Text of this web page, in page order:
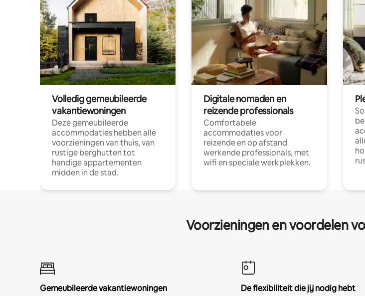
Volledig gemeubileerde
vakantiewoningen
Deze gemeubileerde
accommodaties hebben alle
voorzieningen van thuis, van
rustige berghutten tot
handige appartementen
midden in de stad.
Digitale nomaden en
reizende professionals
Comfortabele
accommodaties voor
reizende en op afstand
werkende professionals, met
wifi en speciale werkplekken.
Voorzieningen en voordelen
Gemeubileerde vakantiewoningen
De flexibiliteit die jij nodig hebt